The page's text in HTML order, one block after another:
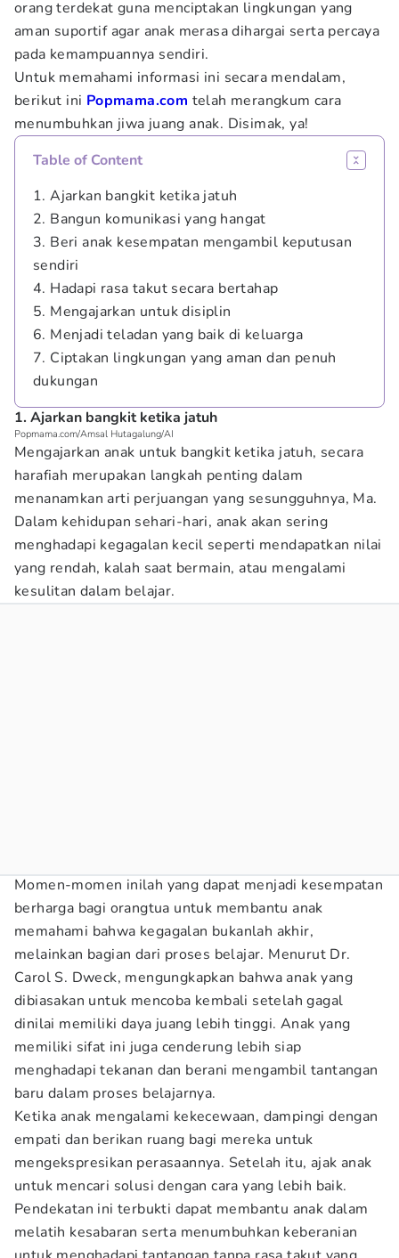
orang terdekat guna menciptakan lingkungan yang
aman suportif agar anak merasa dihargai serta percaya
pada kemampuannya sendiri.
Untuk memahami informasi ini secara mendalam,
berikut ini Popmama.com telah merangkum cara
menumbuhkan jiwa juang anak. Disimak, ya!
Table of Content
1. Ajarkan bangkit ketika jatuh
2. Bangun komunikasi yang hangat
3. Beri anak kesempatan mengambil keputusan
sendiri
4. Hadapi rasa takut secara bertahap
5. Mengajarkan untuk disiplin
6. Menjadi teladan yang baik di keluarga
7. Ciptakan lingkungan yang aman dan penuh
dukungan
1. Ajarkan bangkit ketika jatuh
Popmama.com/Amsal Hutagalung/AI
Mengajarkan anak untuk bangkit ketika jatuh, secara
harafiah merupakan langkah penting dalam
menanamkan arti perjuangan yang sesungguhnya, Ma.
Dalam kehidupan sehari-hari, anak akan sering
menghadapi kegagalan kecil seperti mendapatkan nilai
yang rendah, kalah saat bermain, atau mengalami
kesulitan dalam belajar.
Momen-momen inilah yang dapat menjadi kesempatan
berharga bagi orangtua untuk membantu anak
memahami bahwa kegagalan bukanlah akhir,
melainkan bagian dari proses belajar. Menurut Dr.
Carol S. Dweck, mengungkapkan bahwa anak yang
dibiasakan untuk mencoba kembali setelah gagal
dinilai memiliki daya juang lebih tinggi. Anak yang
memiliki sifat ini juga cenderung lebih siap
menghadapi tekanan dan berani mengambil tantangan
baru dalam proses belajarnya.
Ketika anak mengalami kekecewaan, dampingi dengan
empati dan berikan ruang bagi mereka untuk
mengekspresikan perasaannya. Setelah itu, ajak anak
untuk mencari solusi dengan cara yang lebih baik.
Pendekatan ini terbukti dapat membantu anak dalam
melatih kesabaran serta menumbuhkan keberanian